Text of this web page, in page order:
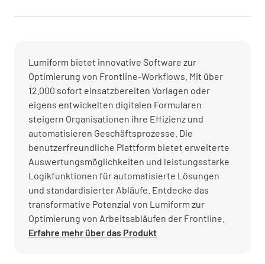
Lumiform bietet innovative Software zur
Optimierung von Frontline-Workflows. Mit über
12.000 sofort einsatzbereiten Vorlagen oder
eigens entwickelten digitalen Formularen
steigern Organisationen ihre Effizienz und
automatisieren Geschäftsprozesse. Die
benutzerfreundliche Plattform bietet erweiterte
Auswertungsmöglichkeiten und leistungsstarke
Logikfunktionen für automatisierte Lösungen
und standardisierter Abläufe. Entdecke das
transformative Potenzial von Lumiform zur
Optimierung von Arbeitsabläufen der Frontline.
Erfahre mehr über das Produkt